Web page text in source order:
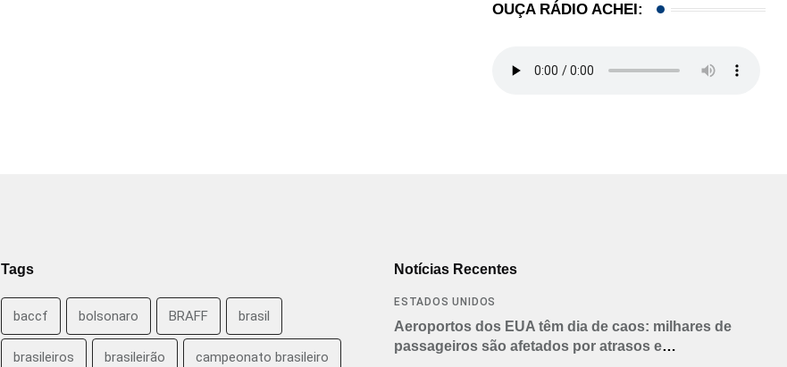
OUÇA RÁDIO ACHEI:
Tags
baccf bolsonaro BRAFF brasil
brasileiros brasileirão campeonato brasileiro
Notícias Recentes
ESTADOS UNIDOS
Aeroportos dos EUA têm dia de caos: milhares de
passageiros são afetados por atrasos e